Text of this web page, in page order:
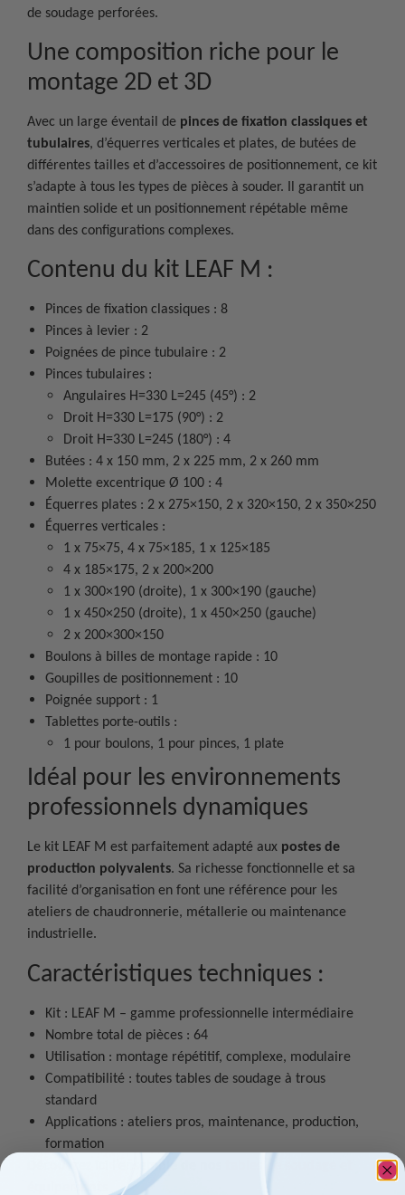
de soudage perforées.
Une composition riche pour le
montage 2D et 3D
Avec un large éventail de pinces de fixation classiques et
tubulaires, d’équerres verticales et plates, de butées de
différentes tailles et d’accessoires de positionnement, ce kit
s’adapte à tous les types de pièces à souder. Il garantit un
maintien solide et un positionnement répétable même
dans des configurations complexes.
Contenu du kit LEAF M :
Pinces de fixation classiques : 8
Pinces à levier : 2
Poignées de pince tubulaire : 2
Pinces tubulaires :
Angulaires H=330 L=245 (45°) : 2
Droit H=330 L=175 (90°) : 2
Droit H=330 L=245 (180°) : 4
Butées : 4 x 150 mm, 2 x 225 mm, 2 x 260 mm
Molette excentrique Ø 100 : 4
Équerres plates : 2 x 275×150, 2 x 320×150, 2 x 350×250
Équerres verticales :
1 x 75×75, 4 x 75×185, 1 x 125×185
4 x 185×175, 2 x 200×200
1 x 300×190 (droite), 1 x 300×190 (gauche)
1 x 450×250 (droite), 1 x 450×250 (gauche)
2 x 200×300×150
Boulons à billes de montage rapide : 10
Goupilles de positionnement : 10
Poignée support : 1
Tablettes porte-outils :
1 pour boulons, 1 pour pinces, 1 plate
Idéal pour les environnements
professionnels dynamiques
Le kit LEAF M est parfaitement adapté aux postes de
production polyvalents. Sa richesse fonctionnelle et sa
facilité d’organisation en font une référence pour les
ateliers de chaudronnerie, métallerie ou maintenance
industrielle.
Caractéristiques techniques :
Kit : LEAF M – gamme professionnelle intermédiaire
Nombre total de pièces : 64
Utilisation : montage répétitif, complexe, modulaire
Compatibilité : toutes tables de soudage à trous
standard
Applications : ateliers pros, maintenance, production,
formation
Découvrez ici l’ensemble de nos